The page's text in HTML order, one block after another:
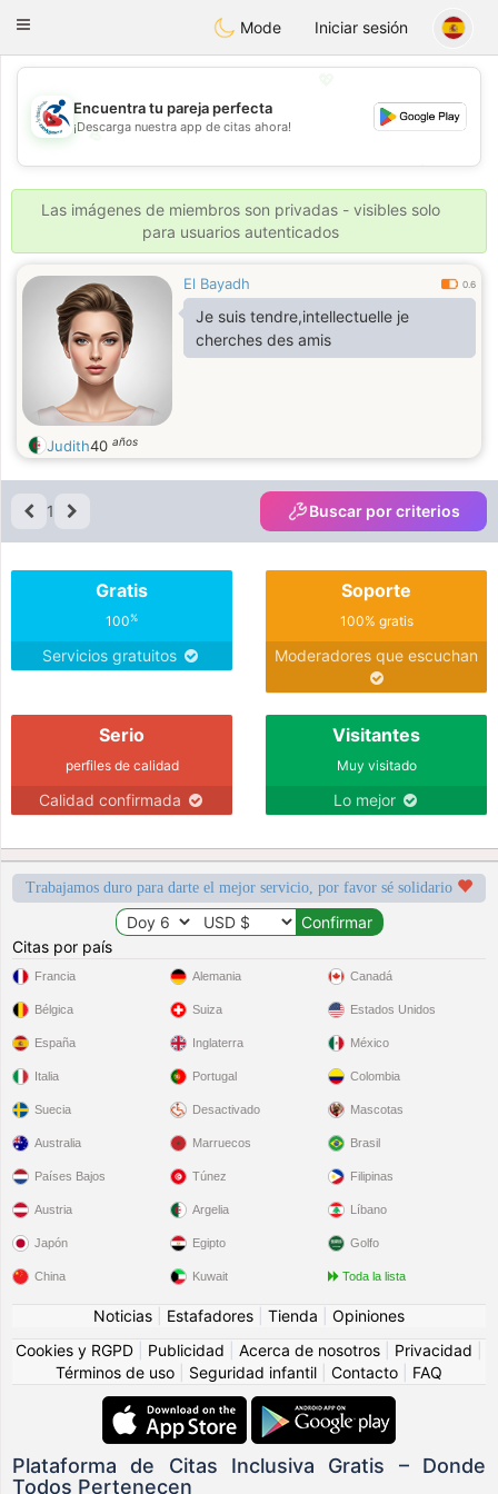
Handi Space
Toggle
Mode Iniciar sesión
💖
💕
💕
Encuentra tu pareja perfecta
¡Descarga nuestra app de citas ahora!
Las imágenes de miembros son privadas - visibles solo
para usuarios autenticados
El Bayadh 0.6
Je suis tendre,intellectuelle je
cherches des amis
Judith40 años
1 Buscar por criterios
Gratis
100%
Servicios gratuitos
Soporte
100% gratis
Moderadores que escuchan
Serio
perfiles de calidad
Calidad confirmada
Visitantes
Muy visitado
Lo mejor
Trabajamos duro para darte el mejor servicio, por favor sé solidario
Citas por país
Francia
Bélgica
España
Italia
Suecia
Alemania
Suiza
Inglaterra
Portugal
Desactivado
Canadá
Estados Unidos
México
Colombia
Mascotas
Australia
Países Bajos
Austria
Japón
China
Marruecos
Túnez
Argelia
Egipto
Kuwait
Brasil
Filipinas
Líbano
Golfo
Toda la lista
Noticias Estafadores Tienda
Opiniones
Cookies y RGPD
Publicidad Acerca de nosotros Privacidad
Términos de uso
Seguridad infantil Contacto FAQ
Plataforma de Citas Inclusiva Gratis – Donde
Todos Pertenecen